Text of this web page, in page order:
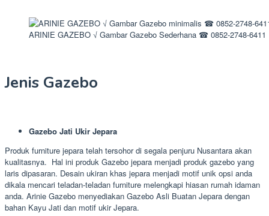
ARINIE GAZEBO √ Gambar Gazebo Sederhana ☎ 0852-2748-6411
Jenis Gazebo
Gazebo Jati Ukir Jepara
Produk furniture jepara telah tersohor di segala penjuru Nusantara akan
kualitasnya. Hal ini produk Gazebo jepara menjadi produk gazebo yang
laris dipasaran. Desain ukiran khas jepara menjadi motif unik opsi anda
dikala mencari teladan-teladan furniture melengkapi hiasan rumah idaman
anda. Arinie Gazebo menyediakan Gazebo Asli Buatan Jepara dengan
bahan Kayu Jati dan motif ukir Jepara.